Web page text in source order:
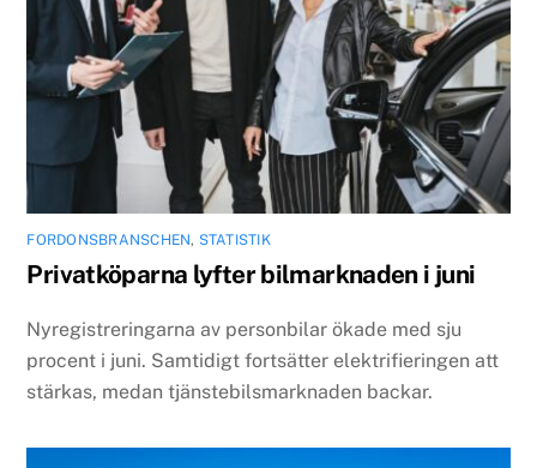
FORDONSBRANSCHEN, STATISTIK
Privatköparna lyfter bilmarknaden i juni
Nyregistreringarna av personbilar ökade med sju
procent i juni. Samtidigt fortsätter elektrifieringen att
stärkas, medan tjänstebilsmarknaden backar.